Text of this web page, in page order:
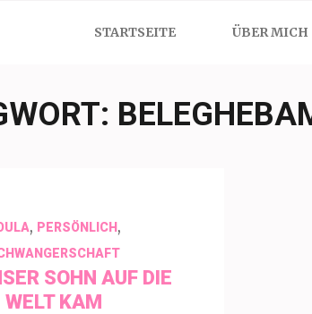
STARTSEITE ÜBER MICH
, PERSÖNLICH ,
SOHN AUF DIE
WELT KAM